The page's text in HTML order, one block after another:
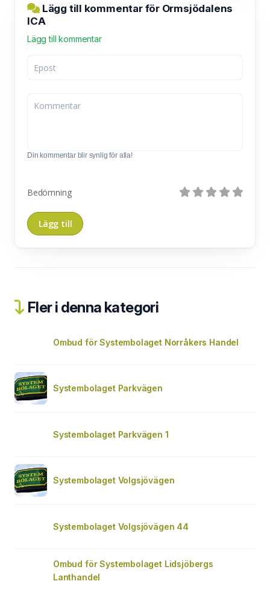
Lägg till kommentar för Ormsjödalens
ICA
Lägg till kommentar
Din kommentar blir synlig för alla!
Bedömning
Fler i denna kategori
Ombud för Systembolaget Norråkers Handel
Systembolaget Parkvägen
Systembolaget Parkvägen 1
Systembolaget Volgsjövägen
Systembolaget Volgsjövägen 44
Ombud för Systembolaget Lidsjöbergs
Lanthandel